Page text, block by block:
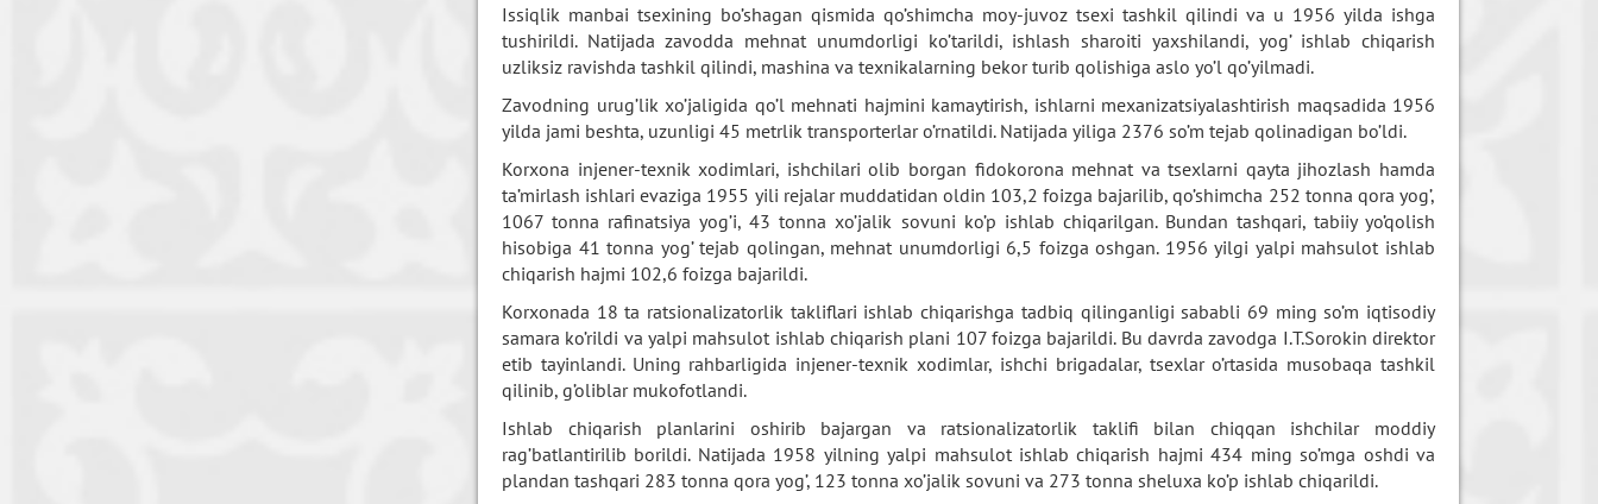
Issiqlik manbai tsexining bo’shagan qismida qo’shimcha moy-juvoz tsexi tashkil qilindi va u 1956 yilda ishga
tushirildi. Natijada zavodda mehnat unumdorligi ko’tarildi, ishlash sharoiti yaxshilandi, yog’ ishlab chiqarish
uzliksiz ravishda tashkil qilindi, mashina va texnikalarning bekor turib qolishiga aslo yo’l qo’yilmadi.
Zavodning urug’lik xo’jaligida qo’l mehnati hajmini kamaytirish, ishlarni mexanizatsiyalashtirish maqsadida 1956
yilda jami beshta, uzunligi 45 metrlik transporterlar o’rnatildi. Natijada yiliga 2376 so’m tejab qolinadigan bo’ldi.
Korxona injener-texnik xodimlari, ishchilari olib borgan fidokorona mehnat va tsexlarni qayta jihozlash hamda
ta’mirlash ishlari evaziga 1955 yili rejalar muddatidan oldin 103,2 foizga bajarilib, qo’shimcha 252 tonna qora yog’,
1067 tonna rafinatsiya yog’i, 43 tonna xo’jalik sovuni ko’p ishlab chiqarilgan. Bundan tashqari, tabiiy yo’qolish
hisobiga 41 tonna yog’ tejab qolingan, mehnat unumdorligi 6,5 foizga oshgan. 1956 yilgi yalpi mahsulot ishlab
chiqarish hajmi 102,6 foizga bajarildi.
Korxonada 18 ta ratsionalizatorlik takliflari ishlab chiqarishga tadbiq qilinganligi sababli 69 ming so’m iqtisodiy
samara ko’rildi va yalpi mahsulot ishlab chiqarish plani 107 foizga bajarildi. Bu davrda zavodga I.T.Sorokin direktor
etib tayinlandi. Uning rahbarligida injener-texnik xodimlar, ishchi brigadalar, tsexlar o’rtasida musobaqa tashkil
qilinib, g’oliblar mukofotlandi.
Ishlab chiqarish planlarini oshirib bajargan va ratsionalizatorlik taklifi bilan chiqqan ishchilar moddiy
rag’batlantirilib borildi. Natijada 1958 yilning yalpi mahsulot ishlab chiqarish hajmi 434 ming so’mga oshdi va
plandan tashqari 283 tonna qora yog’, 123 tonna xo’jalik sovuni va 273 tonna sheluxa ko’p ishlab chiqarildi.